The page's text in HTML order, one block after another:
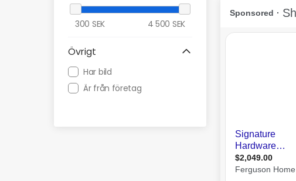
300 SEK 4 500 SEK
Övrigt
Har bild
Är från företag